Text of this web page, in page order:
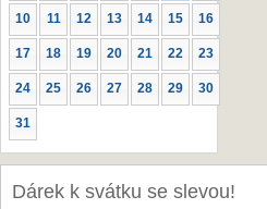
10 11 12 13 14 15 16
17 18 19 20 21 22 23
24 25 26 27 28 29 30
31
Dárek k svátku se slevou!